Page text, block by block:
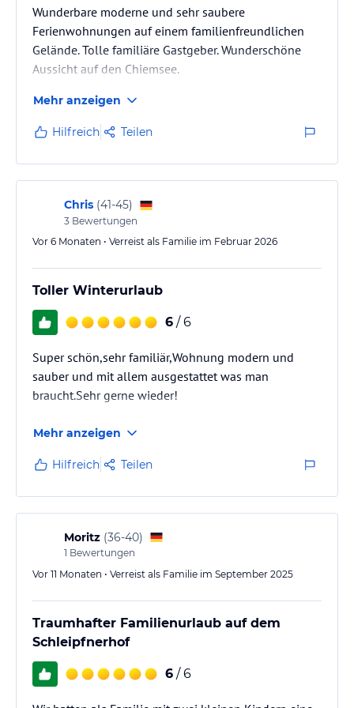
Wunderbare moderne und sehr saubere
Ferienwohnungen auf einem familienfreundlichen
Gelände. Tolle familiäre Gastgeber. Wunderschöne
Aussicht auf den Chiemsee.
Mehr anzeigen
Hilfreich Teilen
Chris (41-45)
3 Bewertungen
Vor 6 Monaten • Verreist als Familie im Februar 2026
Toller Winterurlaub
6 / 6
Super schön,sehr familiär,Wohnung modern und
sauber und mit allem ausgestattet was man
braucht.Sehr gerne wieder!
Mehr anzeigen
Hilfreich Teilen
Moritz (36-40)
1 Bewertungen
Vor 11 Monaten • Verreist als Familie im September 2025
Traumhafter Familienurlaub auf dem
Schleipfnerhof
6 / 6